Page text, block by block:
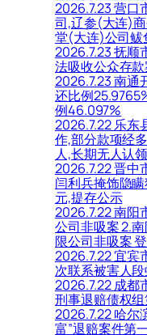
2026.7.23 营口
司,辽参(大连)
堂(大连)公司鲅
2026.7.23 抚顺
法吸收公众存
2026.7.23 南通
还比例
例46.097%
2026.7.22 乐东
作,部分款项经
人,长期无人认
2026.7.22 晋中
闫利兵掩饰隐
元,提存公示
2026.7.22 南阳
公司非吸案 2.
限公司非吸案
2026.7.22 宜宾
次联系被害人
2026.7.22 成都
刑事退赔债权
2026.7.22 哈尔
富”退赔案件第